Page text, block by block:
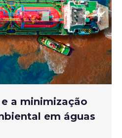
a minimização
em águas